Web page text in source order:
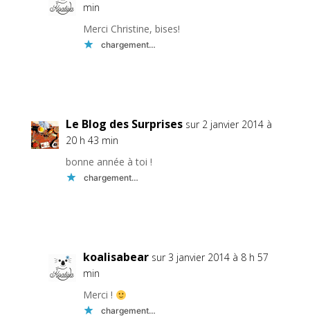
min
Merci Christine, bises!
chargement…
Le Blog des Surprises sur 2 janvier 2014 à
20 h 43 min
bonne année à toi !
chargement…
koalisabear sur 3 janvier 2014 à 8 h 57
min
Merci !
chargement…